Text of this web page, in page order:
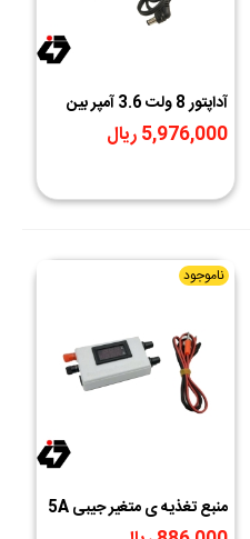
آداپتور 8 ولت 3.6 آمپر بین
راهی 8V-3.6A مارک
SAGEM
5,976,000 ریال
ناموجود
منبع تغذیه ی متغیر جیبی 5A